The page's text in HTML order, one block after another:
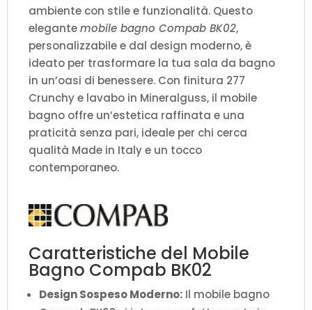
ambiente con stile e funzionalità. Questo
elegantemobile bagno Compab BK02,
personalizzabile e dal design moderno, è
ideato per trasformare la tua sala da bagno
in un’oasi di benessere. Con finitura 277
Crunchy e lavabo in Mineralguss, il mobile
bagno offre un’estetica raffinata e una
praticità senza pari, ideale per chi cerca
qualità Made in Italy e un tocco
contemporaneo.
Caratteristiche del Mobile
Bagno Compab BK02
Design Sospeso Moderno: Il mobile bagno